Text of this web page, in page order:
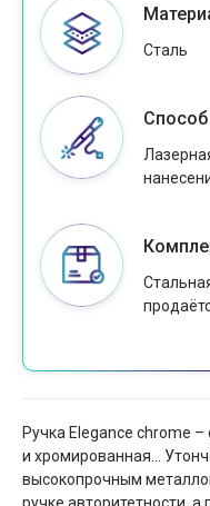
Сталь
Способ
Ручка Elegance chrome
и хромированная…
высокопрочным